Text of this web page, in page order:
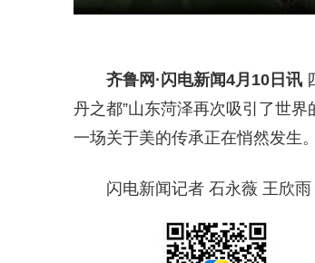
齐鲁网 ·闪电新闻4月10日讯
丹之都”山东菏泽再次吸引了世
一场关于美的传承正在悄然发生。
闪电新闻记者 石永薇 王欣